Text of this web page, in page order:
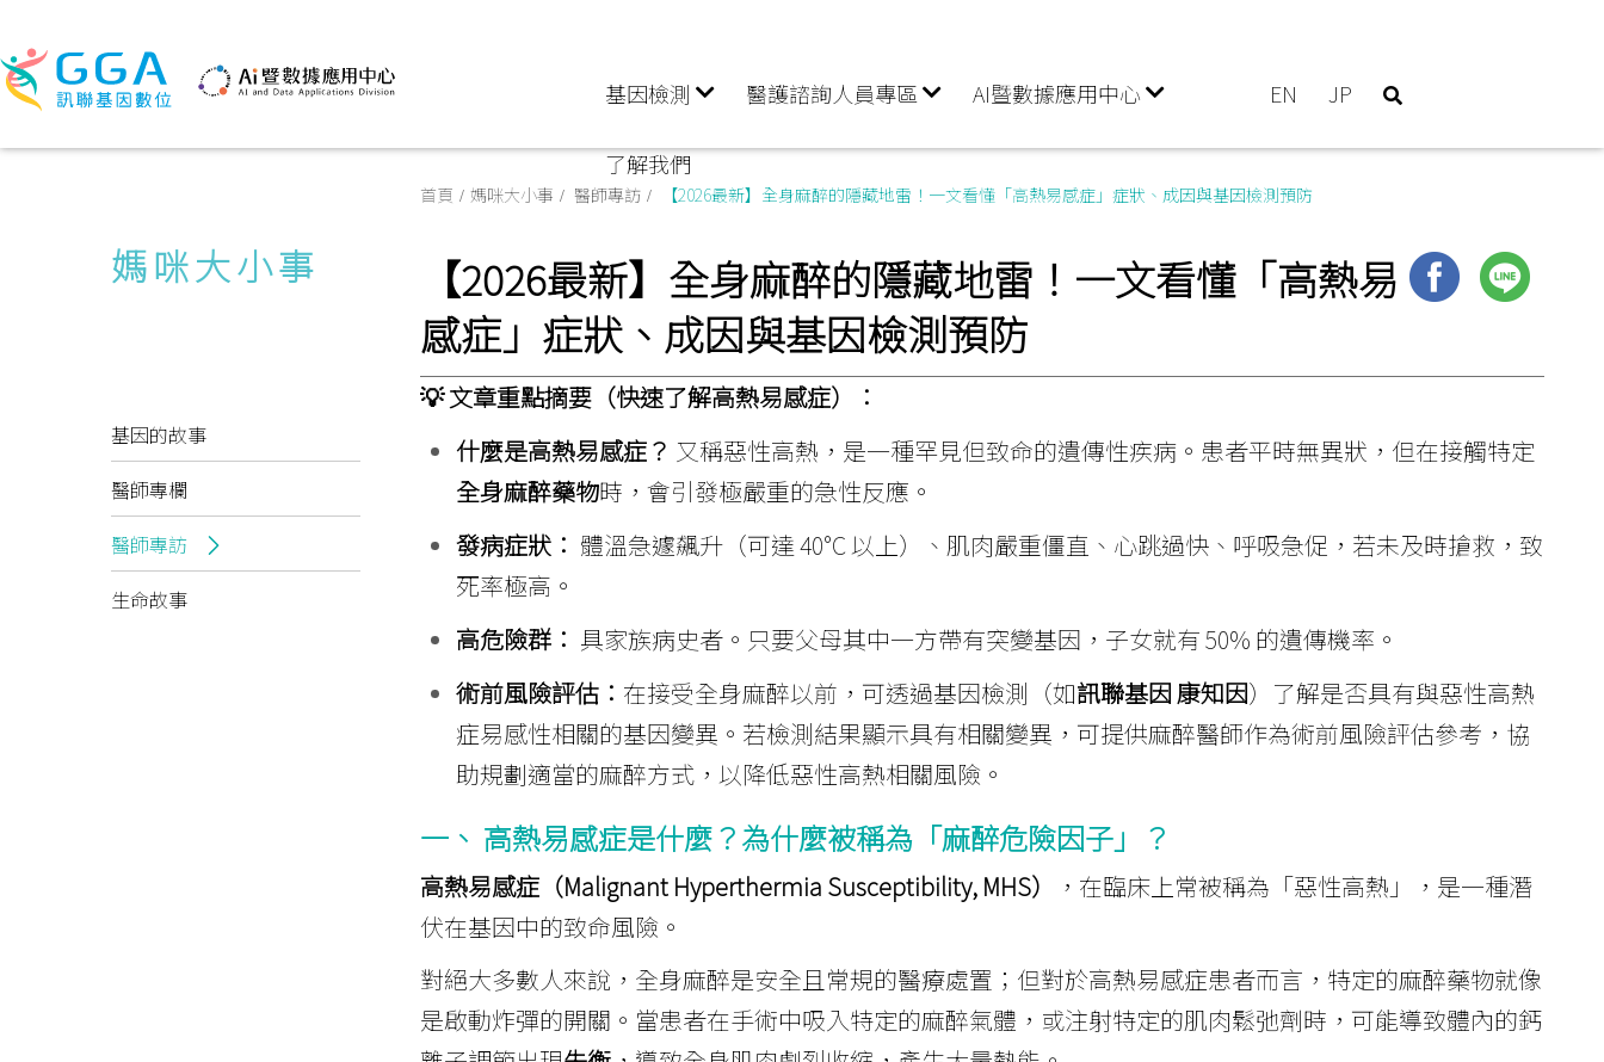
基因檢測 醫護諮詢人員專區 AI暨數據應用中心
了解我們
EN JP
媽咪大小事
基因的故事
醫師專欄
醫師專訪
生命故事
首頁 媽咪大小事 醫師專訪 【2026最新】全身麻醉的隱藏地雷！一文看懂「高熱易感症」症狀、成因與基因檢測預防
【2026最新】全身麻醉的隱藏地雷！一文看懂「高熱易
感症」症狀、成因與基因檢測預防
💡文章重點摘要（快速了解高熱易感症）：
什麼是高熱易感症？ 又稱惡性高熱，是一種罕見但致命的遺傳性疾病。患者平時無異狀，但在接觸特定
全身麻醉藥物時，會引發極嚴重的急性反應。
發病症狀： 體溫急遽飆升（可達 40°C 以上）、肌肉嚴重僵直、心跳過快、呼吸急促，若未及時搶救，致
死率極高。
高危險群： 具家族病史者。只要父母其中一方帶有突變基因，子女就有 50% 的遺傳機率。
術前風險評估： 在接受全身麻醉以前，可透過基因檢測（如訊聯基因 康知因）了解是否具有與惡性高熱
症易感性相關的基因變異。若檢測結果顯示具有相關變異，可提供麻醉醫師作為術前風險評估參考，協
助規劃適當的麻醉方式，以降低惡性高熱相關風險。
一、 高熱易感症是什麼？為什麼被稱為「麻醉危險因子」？
高熱易感症（Malignant Hyperthermia Susceptibility, MHS）
，在臨床上常被稱為「惡性高熱」，是一種潛
伏在基因中的致命風險。
對絕大多數人來說，全身麻醉是安全且常規的醫療處置；但對於高熱易感症患者而言，特定的麻醉藥物就像
是啟動炸彈的開關。當患者在手術中吸入特定的麻醉氣體，或注射特定的肌肉鬆弛劑時，可能導致體內的鈣